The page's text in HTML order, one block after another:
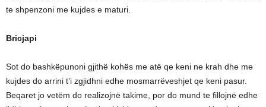
te shpenzoni me kujdes e maturi.
Bricjapi
Sot do bashkëpunoni gjithë kohës me atë qe keni ne krah dhe me
kujdes do arrini t’i zgjidhni edhe mosmarrëveshjet qe keni pasur.
Beqaret jo vetëm do realizojnë takime, por do mund te fillojnë edhe